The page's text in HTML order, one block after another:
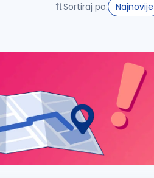
Sortiraj po: Najnovije